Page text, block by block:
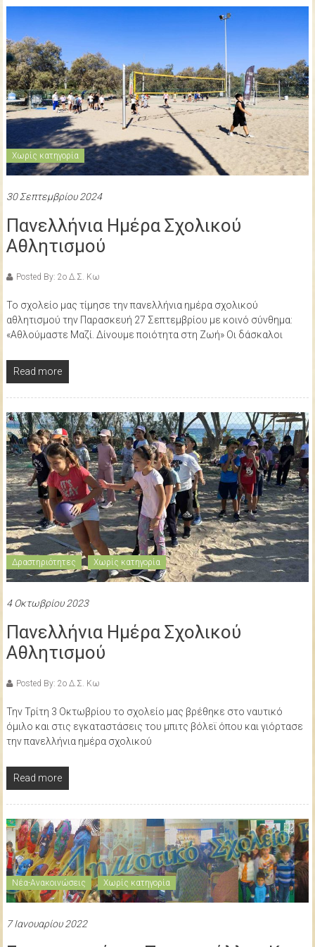
δημοτικού
Κω
Χωρίς κατηγορία
30 Σεπτεμβρίου 2024
Πανελλήνια Ημέρα Σχολικού
Αθλητισμού
Posted By: 2ο Δ.Σ. Κω
Το σχολείο μας τίμησε την πανελλήνια ημέρα σχολικού
αθλητισμού την Παρασκευή 27 Σεπτεμβρίου με κοινό σύνθημα:
«Αθλούμαστε Μαζί. Δίνουμε ποιότητα στη Ζωή» Οι δάσκαλοι
Read more
Δραστηριότητες Χωρίς κατηγορία
4 Οκτωβρίου 2023
Πανελλήνια Ημέρα Σχολικού
Αθλητισμού
Posted By: 2ο Δ.Σ. Κω
Την Τρίτη 3 Οκτωβρίου το σχολείο μας βρέθηκε στο ναυτικό
όμιλο και στις εγκαταστάσεις του μπιτς βόλεϊ όπου και γιόρτασε
την πανελλήνια ημέρα σχολικού
Read more
Νέα-Ανακοινώσεις Χωρίς κατηγορία
7 Ιανουαρίου 2022